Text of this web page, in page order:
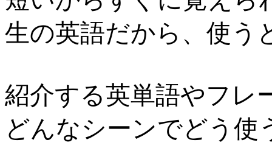
生の英語だから、使う
紹介する英単語やフレ
どんなシーンでどう